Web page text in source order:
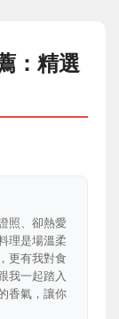
：精選
照、卻熱愛
理是場溫柔
更有我對食
我一起踏入
香氣，讓你